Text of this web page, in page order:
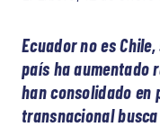
Ecuador no es
país ha aumentado
han consolidado en
transnacional